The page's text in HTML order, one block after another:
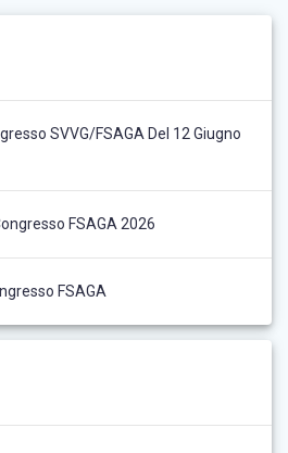
SVVG/FSAGA Del 12 Giugno
FSAGA 2026
FSAGA